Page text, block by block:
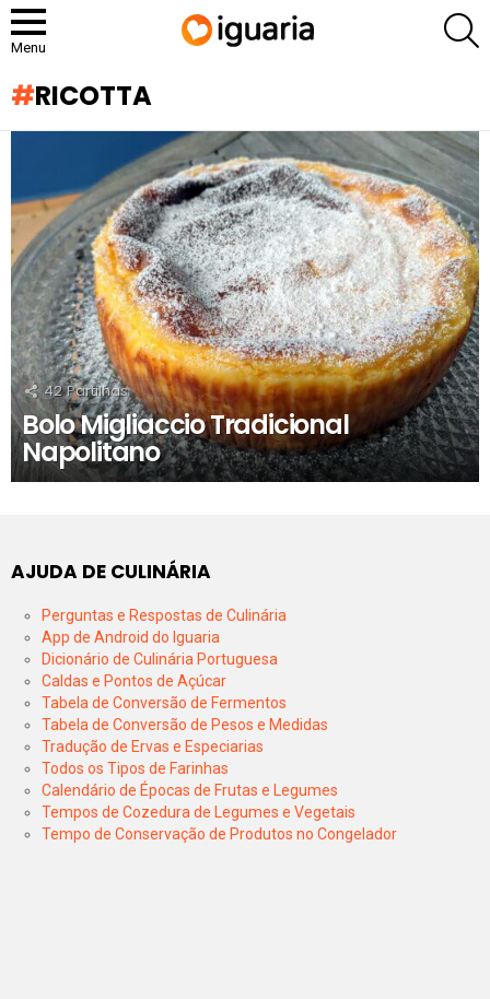
Menu
RICOTTA
RECOMENDADOS
42 Partilhas
Bolo Migliaccio Tradicional
Napolitano
AJUDA DE CULINÁRIA
Perguntas e Respostas de Culinária
App de Android do Iguaria
Dicionário de Culinária Portuguesa
Caldas e Pontos de Açúcar
Tabela de Conversão de Fermentos
Tabela de Conversão de Pesos e Medidas
Tradução de Ervas e Especiarias
Todos os Tipos de Farinhas
Calendário de Épocas de Frutas e Legumes
Tempos de Cozedura de Legumes e Vegetais
Tempo de Conservação de Produtos no Congelador